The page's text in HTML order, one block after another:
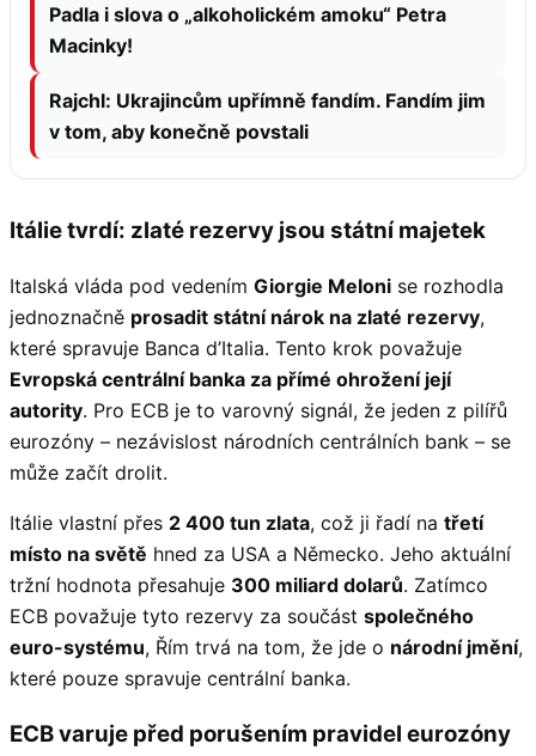
Padla i slova o „alkoholickém amoku“ Petra
Macinky!
Rajchl: Ukrajincům upřímně fandím. Fandím jim
v tom, aby konečně povstali
Itálie tvrdí: zlaté rezervy jsou státní majetek
Italská vláda pod vedením Giorgie Meloni se rozhodla
jednoznačně prosadit státní nárok na zlaté rezervy,
které spravuje Banca d’Italia. Tento krok považuje
Evropská centrální banka za přímé ohrožení její
autority. Pro ECB je to varovný signál, že jeden z pilířů
eurozóny – nezávislost národních centrálních bank – se
může začít drolit.
Itálie vlastní přes 2 400 tun zlata, což ji řadí na třetí
místo na světě hned za USA a Německo. Jeho aktuální
tržní hodnota přesahuje 300 miliard dolarů. Zatímco
ECB považuje tyto rezervy za součást společného
euro-systému, Řím trvá na tom, že jde o národní jmění,
které pouze spravuje centrální banka.
ECB varuje před porušením pravidel eurozóny